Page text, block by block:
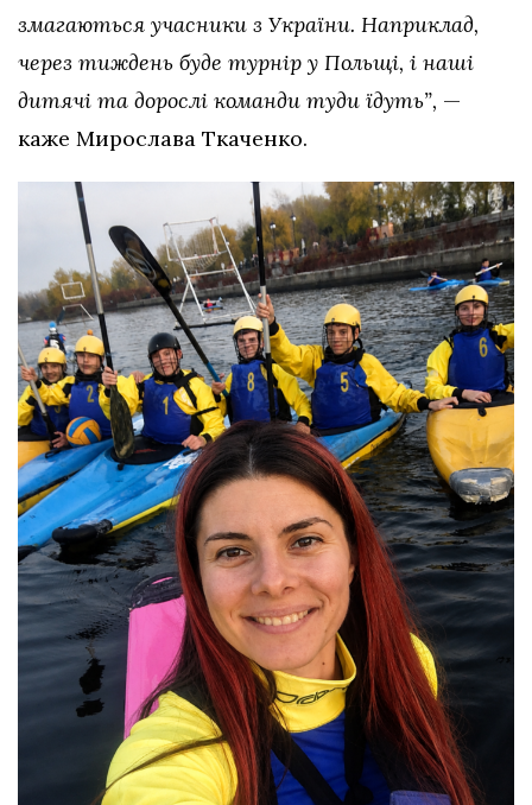
змагаються учасники з України. Наприклад,
через тиждень буде турнір у Польщі, і наші
дитячі та дорослі команди туди їдуть”, —
каже Мирослава Ткаченко.